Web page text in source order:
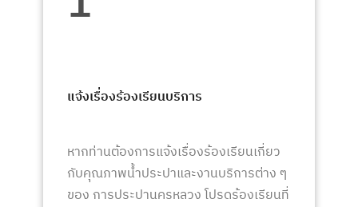
แจ้งเรื่องร้องเรียนบริการ
หากท่านต้องการแจ้งเรื่องร้องเรียนเกี่ยว
กับคุณภาพน้ำประปาและงานบริการต่าง ๆ
ของ การประปานครหลวง โปรดร้องเรียนที่